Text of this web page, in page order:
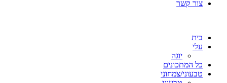
צור קשר
בית
עלי
יוגה
כל המתכונים
טבעוני/צמחוני